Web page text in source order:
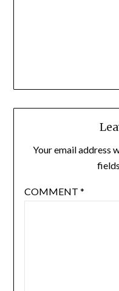
Your email address
COMMENT *